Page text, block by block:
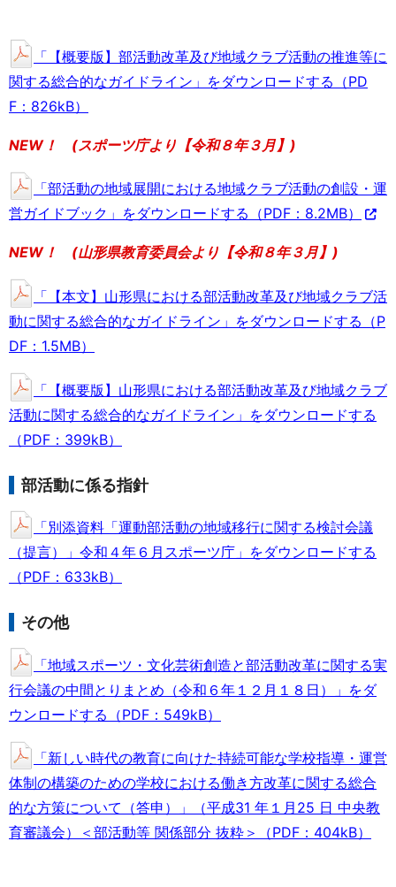
「【概要版】部活動改革及び地域クラブ活動の推進等に
関する総合的なガイドライン」をダウンロードする（PD
F：826kB）
NEW！ (スポーツ庁より【令和８年３月】)
「部活動の地域展開における地域クラブ活動の創設・運
営ガイドブック」をダウンロードする（PDF：8.2MB）
NEW！ (山形県教育委員会より【令和８年３月】)
「【本文】山形県における部活動改革及び地域クラブ活
動に関する総合的なガイドライン」をダウンロードする（P
DF：1.5MB）
「【概要版】山形県における部活動改革及び地域クラブ
活動に関する総合的なガイドライン」をダウンロードする
（PDF：399kB）
部活動に係る指針
「別添資料「運動部活動の地域移行に関する検討会議
（提言）」令和４年６月スポーツ庁」をダウンロードする
（PDF：633kB）
その他
「地域スポーツ・文化芸術創造と部活動改革に関する実
行会議の中間とりまとめ（令和６年１２月１８日）」をダ
ウンロードする（PDF：549kB）
「新しい時代の教育に向けた持続可能な学校指導・運営
体制の構築のための学校における働き方改革に関する総合
的な方策について（答申）」（平成31 年１月25 日 中央教
育審議会）＜部活動等 関係部分 抜粋＞（PDF：404kB）